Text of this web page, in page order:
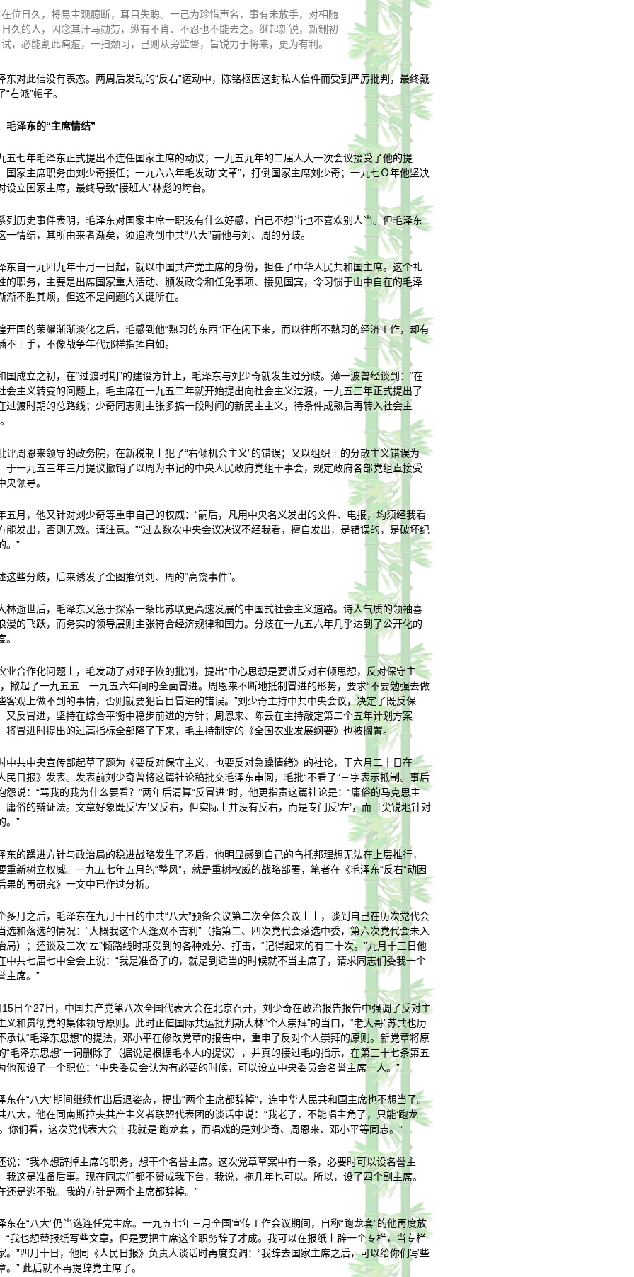
在位日久，将易主观臆断，耳目失聪。一己为珍惜声名，事有未放手，对相随
日久的人，因念其汗马勋劳，纵有不肖．不忍也不能去之。继起新锐，新鉶初
试，必能割此痈疽，一扫颓习，己则从旁监督，旨锐力于将来，更为有利。
东对此信没有表态。两周后发动的“反右”运动中，陈铭枢因这封私人信件而受到严厉批判，最终戴
“右派”帽子。
毛泽东的“主席情结”
五七年毛泽东正式提出不连任国家主席的动议；一九五九年的二届人大一次会议接受了他的提
国家主席职务由刘少奇接任；一九六六年毛发动“文革”，打倒国家主席刘少奇；一九七Ｏ年他坚决
设立国家主席，最终导致“接班人”林彪的垮台。
列历史事件表明，毛泽东对国家主席一职没有什么好感，自己不想当也不喜欢别人当。但毛泽东
一情结，其所由来者渐矣，须追溯到中共“八大”前他与刘、周的分歧。
东自一九四九年十月一日起，就以中国共产党主席的身份，担任了中华人民共和国主席。这个礼
的职务，主要是出席国家重大活动、颁发政令和任免事项、接见国宾，令习惯于山中自在的毛泽
渐不胜其烦，但这不是问题的关键所在。
开国的荣耀渐渐淡化之后，毛感到他“熟习的东西”正在闲下来，而以往所不熟习的经济工作，却有
不上手，不像战争年代那样指挥自如。
国成立之初，在“过渡时期”的建设方针上，毛泽东与刘少奇就发生过分歧。薄一波曾经谈到：“在
会主义转变的问题上，毛主席在一九五二年就开始提出向社会主义过渡，一九五三年正式提出了
过渡时期的总路线；少奇同志则主张多搞一段时间的新民主主义，待条件成熟后再转入社会主
评周恩来领导的政务院，在新税制上犯了“右倾机会主义”的错误；又以组织上的分散主义错误为
于一九五三年三月提议撤销了以周为书记的中央人民政府党组干事会，规定政府各部党组直接受
央领导。
五月，他又针对刘少奇等重申自己的权威：“嗣后，凡用中央名义发出的文件、电报，均须经我看
能发出，否则无效。请注意。”“过去数次中央会议决议不经我看，擅自发出，是错误的，是破坏纪
。”
这些分歧，后来诱发了企图推倒刘、周的“高饶事件”。
林逝世后，毛泽东又急于探索一条比苏联更高速发展的中国式社会主义道路。诗人气质的领袖喜
漫的飞跃，而务实的领导层则主张符合经济规律和国力。分歧在一九五六年几乎达到了公开化的
。
业合作化问题上，毛发动了对邓子恢的批判，提出“中心思想是要讲反对右倾思想，反对保守主
，掀起了一九五五—一九五六年间的全面冒进。周恩来不断地抵制冒进的形势，要求“不要勉强去做
客观上做不到的事情，否则就要犯盲目冒进的错误。”刘少奇主持中共中央会议，决定了既反保
又反冒进，坚持在综合平衡中稳步前进的方针；周恩来、陈云在主持敲定第二个五年计划方案
将冒进时提出的过高指标全部降了下来，毛主持制定的《全国农业发展纲要》也被搁置。
中共中央宣传部起草了题为《要反对保守主义，也要反对急躁情绪》的社论，于六月二十日在
民日报》发表。发表前刘少奇曾将这篇社论稿批交毛泽东审阅，毛批“不看了”三字表示抵制。事后
怨说：“骂我的我为什么要看？”两年后清算“反冒进”时，他更指责这篇社论是：“庸俗的马克思主
庸俗的辩证法。文章好象既反‘左’又反右，但实际上并没有反右，而是专门反‘左’，而且尖锐地针对
。”
东的躁进方针与政治局的稳进战略发生了矛盾，他明显感到自己的乌托邦理想无法在上层推行，
重新树立权威。一九五七年五月的“整风”，就是重树权威的战略部署，笔者在《毛泽东“反右”动因
果的再研究》一文中已作过分析。
多月之后，毛泽东在九月十日的中共“八大”预备会议第二次全体会议上上，谈到自己在历次党代会
选和落选的情况：“大概我这个人逢双不吉利”（指第二、四次党代会落选中委，第六次党代会未入
局）；还谈及三次“左”倾路线时期受到的各种处分、打击，“记得起来的有二十次。”九月十三日他
中共七届七中全会上说：“我是准备了的，就是到适当的时候就不当主席了，请求同志们委我一个
主席。”
15日至27日，中国共产党第八次全国代表大会在北京召开，刘少奇在政治报告报告中强调了反对主
义和贯彻党的集体领导原则。此时正值国际共运批判斯大林“个人崇拜”的当口，“老大哥”苏共也历
承认“毛泽东思想”的提法，邓小平在修改党章的报告中，重申了反对个人崇拜的原则。新党章将原
“毛泽东思想”一词删除了（据说是根据毛本人的提议），并真的接过毛的指示，在第三十七条第五
他预设了一个职位：“中央委员会认为有必要的时候，可以设立中央委员会名誉主席一人。”
东在“八大”期间继续作出后退姿态，提出“两个主席都辞掉”，连中华人民共和国主席也不想当了。
八大，他在同南斯拉夫共产主义者联盟代表团的谈话中说：“我老了，不能唱主角了，只能‘跑龙
你们看，这次党代表大会上我就是‘跑龙套’，而唱戏的是刘少奇、周恩来、邓小平等同志。”
说：“我本想辞掉主席的职务，想干个名誉主席。这次党章草案中有一条，必要时可以设名誉主
我这是准备后事。现在同志们都不赞成我下台，我说，拖几年也可以。所以，设了四个副主席。
还是逃不脱。我的方针是两个主席都辞掉。”
东在“八大”仍当选连任党主席。一九五七年三月全国宣传工作会议期间，自称“跑龙套”的他再度放
“我也想替报纸写些文章，但是要把主席这个职务辞了才成。我可以在报纸上辟一个专栏，当专栏
。”四月十日，他同《人民日报》负责人谈话时再度变调：“我辞去国家主席之后，可以给你们写些
。” 此后就不再提辞党主席了。